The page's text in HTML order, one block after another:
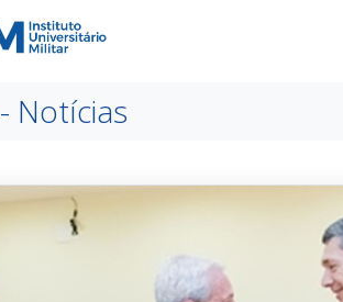
- Notícias